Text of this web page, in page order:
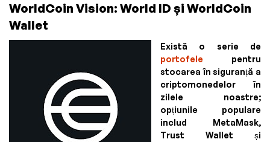
WorldCoin Vision: World ID și WorldCoin
Wallet
Există o serie de
portofele pentru
stocarea în siguranță a
criptomonedelor în
zilele noastre;
opțiunile populare
includ MetaMask,
Trust Wallet și